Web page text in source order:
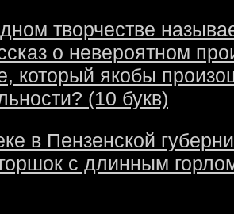
творчестве
о невероятном
который якобы
(10 букв)
в Пензенской
с длинным